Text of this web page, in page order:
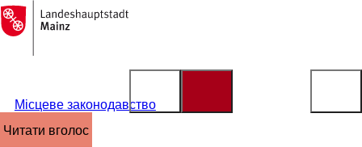
Перейти до змісту
На
головну
сторінку
Місцеве законодавство
читати вголос